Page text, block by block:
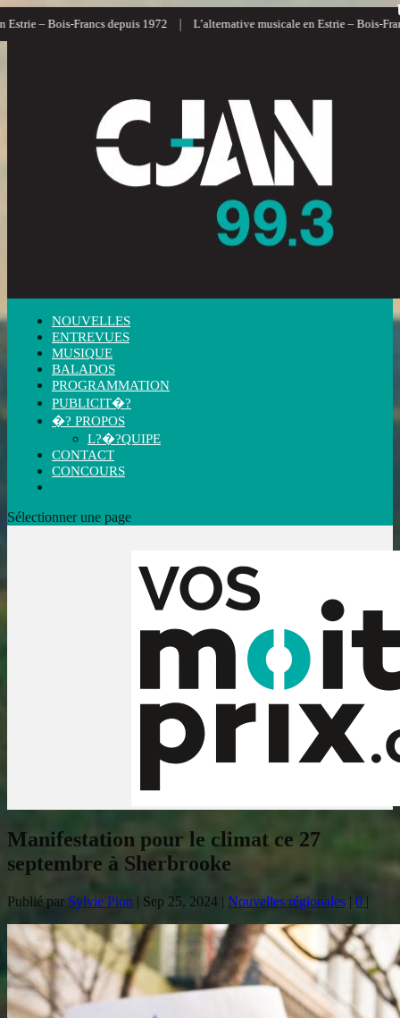
– Bois-Francs depuis 1972 | L’alternative musicale en Estrie – Bois-Francs
NOUVELLES
ENTREVUES
MUSIQUE
BALADOS
PROGRAMMATION
PUBLICIT�?
�? PROPOS
L?�?QUIPE
CONTACT
CONCOURS
Sélectionner une page
Manifestation pour le climat ce 27
septembre à Sherbrooke
Publié par Sylvie Pion | Sep 25, 2024 | Nouvelles régionales | 0 |